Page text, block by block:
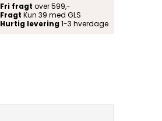
Fri fragt over 599,-
Fragt Kun 39 med GLS
Hurtig levering 1-3 hverdage